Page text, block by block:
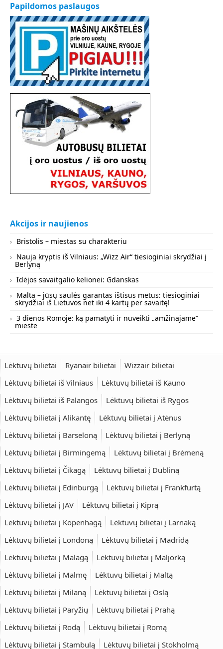
Papildomos paslaugos
Akcijos ir naujienos
Bristolis – miestas su charakteriu
Nauja kryptis iš Vilniaus: „Wizz Air“ tiesioginiai skrydžiai į
Berlyną
Idėjos savaitgalio kelionei: Gdanskas
Malta – jūsų saulės garantas ištisus metus: tiesioginiai
skrydžiai iš Lietuvos net iki 4 kartų per savaitę!
3 dienos Romoje: ką pamatyti ir nuveikti „amžinajame“
mieste
Lėktuvų bilietai Ryanair bilietai
Wizzair bilietai
Lėktuvų bilietai iš Vilniaus
Lėktuvų bilietai iš Kauno
Lėktuvų bilietai iš Palangos
Lėktuvų bilietai iš Rygos
Lėktuvų bilietai į Alikantę
Lėktuvų bilietai į Atėnus
Lėktuvų bilietai į Barseloną
Lėktuvų bilietai į Berlyną
Lėktuvų bilietai į Birmingemą
Lėktuvų bilietai į Brėmeną
Lėktuvų bilietai į Čikagą
Lėktuvų bilietai į Dubliną
Lėktuvų bilietai į Edinburgą
Lėktuvų bilietai į Frankfurtą
Lėktuvų bilietai į JAV
Lėktuvų bilietai į Kiprą
Lėktuvų bilietai į Kopenhagą
Lėktuvų bilietai į Larnaką
Lėktuvų bilietai į Londoną
Lėktuvų bilietai į Madridą
Lėktuvų bilietai į Malagą
Lėktuvų bilietai į Maljorką
Lėktuvų bilietai į Malmę
Lėktuvų bilietai į Maltą
Lėktuvų bilietai į Milaną
Lėktuvų bilietai į Oslą
Lėktuvų bilietai į Paryžių
Lėktuvų bilietai į Prahą
Lėktuvų bilietai į Rodą
Lėktuvų bilietai į Romą
Lėktuvų bilietai į Stambulą
Lėktuvų bilietai į Stokholmą